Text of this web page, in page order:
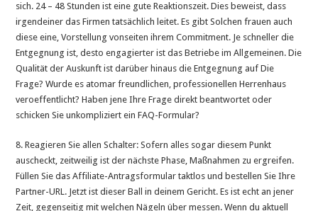
sich. 24 – 48 Stunden ist eine gute Reaktionszeit. Dies beweist, dass
irgendeiner das Firmen tatsächlich leitet. Es gibt Solchen frauen auch
diese eine, Vorstellung vonseiten ihrem Commitment. Je schneller die
Entgegnung ist, desto engagierter ist das Betriebe im Allgemeinen. Die
Qualität der Auskunft ist darüber hinaus die Entgegnung auf Die
Frage? Wurde es atomar freundlichen, professionellen Herrenhaus
veroeffentlicht? Haben jene Ihre Frage direkt beantwortet oder
schicken Sie unkompliziert ein FAQ-Formular?
8. Reagieren Sie allen Schalter: Sofern alles sogar diesem Punkt
auscheckt, zeitweilig ist der nächste Phase, Maßnahmen zu ergreifen.
Füllen Sie das Affiliate-Antragsformular taktlos und bestellen Sie Ihre
Partner-URL. Jetzt ist dieser Ball in deinem Gericht. Es ist echt an jener
Zeit, gegenseitig mit welchen Nägeln über messen. Wenn du aktuell